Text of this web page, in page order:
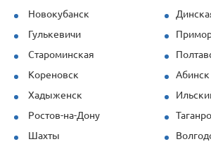
Новокубанск
Гулькевичи
Староминская
Кореновск
Абинск
Хадыженск
Ростов-на-Дону
Шахты